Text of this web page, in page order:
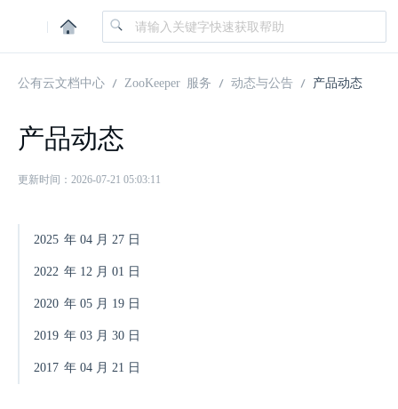
|
公有云文档中心 ZooKeeper 服务 动态与公告 产品动态
产品动态
更新时间：2026-07-21 05:03:11
2025 年 04 月 27 日
2022 年 12 月 01 日
2020 年 05 月 19 日
2019 年 03 月 30 日
2017 年 04 月 21 日